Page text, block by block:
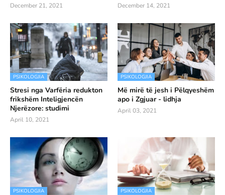
December 21, 2021 December 14, 2021
PSIKOLOGJIA
Stresi nga Varfëria redukton
frikshëm Inteligjencën
Njerëzore: studimi
April 10, 2021
PSIKOLOGJIA
Më mirë të jesh i Pëlqyeshëm
apo i Zgjuar - lidhja
April 03, 2021
PSIKOLOGJIA PSIKOLOGJIA